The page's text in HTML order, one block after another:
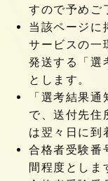
すので予めご
当該ページに
サービスの一
発送する「選
とします。
「選考結果
で、送付先住
は翌々日に到
合格者受験番
間程度としま